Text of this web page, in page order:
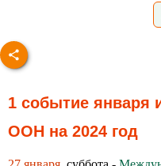
1 событие января
ООН на 2024 год